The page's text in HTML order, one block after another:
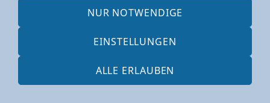
NUR NOTWENDIGE
EINSTELLUNGEN
ALLE ERLAUBEN